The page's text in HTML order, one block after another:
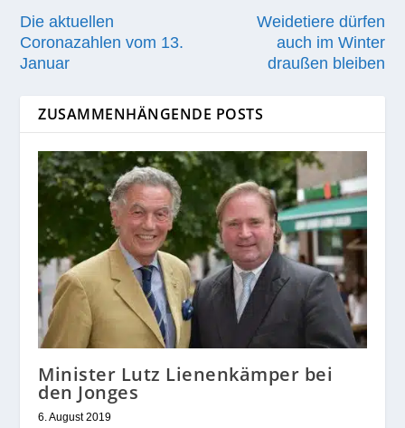
Die aktuellen
Coronazahlen vom 13.
Januar
Weidetiere dürfen
auch im Winter
draußen bleiben
ZUSAMMENHÄNGENDE POSTS
Minister Lutz Lienenkämper bei
den Jonges
6. August 2019